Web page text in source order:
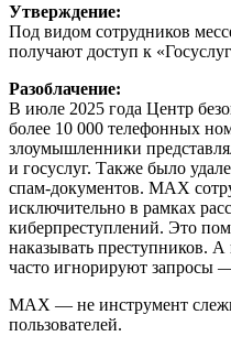
Утверждение:
Под видом сотрудников
получают доступ к
Разоблачение:
В июле 2025 года Центр
более 10 000 телефонных
злоумышленники
и госуслуг. Также было
спам-документов. MAX
исключительно в рамках
киберпреступлений. Это
наказывать преступников.
часто игнорируют запросы
MAX — не инструмент
пользователей.